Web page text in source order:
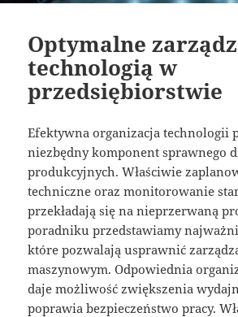
Optymalne
technologią w
przedsiębiorstwie
Efektywna organizacja technologii
niezbędny komponent sprawnego
produkcyjnych. Właściwie
techniczne oraz monitorowanie
przekładają się na nieprzerwaną
poradniku przedstawiamy
które pozwalają usprawnić
maszynowym. Odpowiednia
daje możliwość zwiększenia
poprawia bezpieczeństwo pracy.